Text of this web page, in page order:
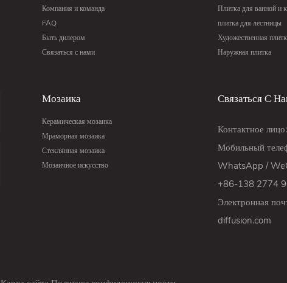
Компания и команда
FAQ
Быть дилером
Связаться с нами
Плитка для ванной и
плитка для лестницы
Художественная
Наружная плитка
Мозаика
Керамическая мозаика
Мраморная мозаика
Стеклянная мозаика
Мозаичное искусство
Связаться С
Контактное
Мобильный
WhatsApp /
+86-138 2774
Электронная
diffusion.com